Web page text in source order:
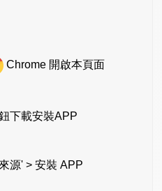
Chrome 開啟本頁面
下載安裝APP
源' > 安裝 APP